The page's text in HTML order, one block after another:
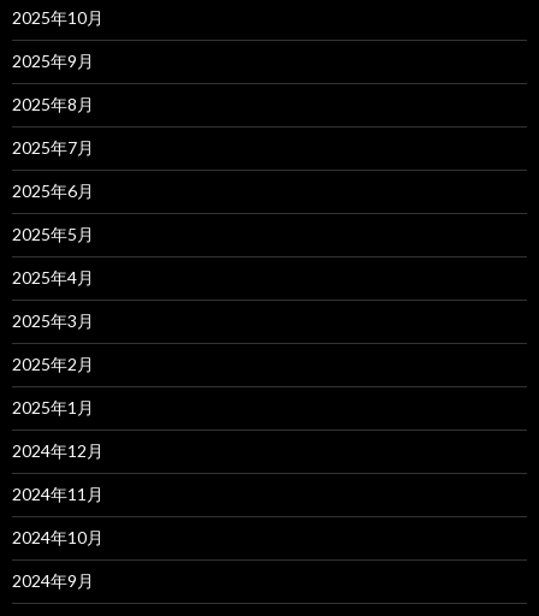
2025年10月
2025年9月
2025年8月
2025年7月
2025年6月
2025年5月
2025年4月
2025年3月
2025年2月
2025年1月
2024年12月
2024年11月
2024年10月
2024年9月